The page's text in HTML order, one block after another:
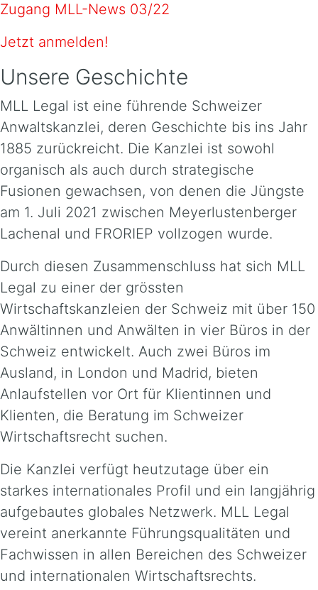
Zugang MLL-News 03/22
Jetzt anmelden!
Unsere Geschichte
MLL Legal ist eine führende Schweizer
Anwaltskanzlei, deren Geschichte bis ins Jahr
1885 zurückreicht. Die Kanzlei ist sowohl
organisch als auch durch strategische
Fusionen gewachsen, von denen die Jüngste
am 1. Juli 2021 zwischen Meyerlustenberger
Lachenal und FRORIEP vollzogen wurde.
Durch diesen Zusammenschluss hat sich MLL
Legal zu einer der grössten
Wirtschaftskanzleien der Schweiz mit über 150
Anwältinnen und Anwälten in vier Büros in der
Schweiz entwickelt. Auch zwei Büros im
Ausland, in London und Madrid, bieten
Anlaufstellen vor Ort für Klientinnen und
Klienten, die Beratung im Schweizer
Wirtschaftsrecht suchen.
Die Kanzlei verfügt heutzutage über ein
starkes internationales Profil und ein langjährig
aufgebautes globales Netzwerk. MLL Legal
vereint anerkannte Führungsqualitäten und
Fachwissen in allen Bereichen des Schweizer
und internationalen Wirtschaftsrechts.